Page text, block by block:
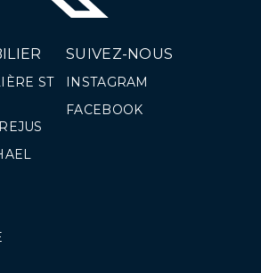
ST
SUIVEZ-NOUS
INSTAGRAM
FACEBOOK